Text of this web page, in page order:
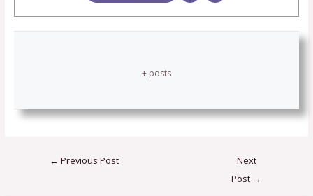
+ posts
← Previous Post
Next
Post →